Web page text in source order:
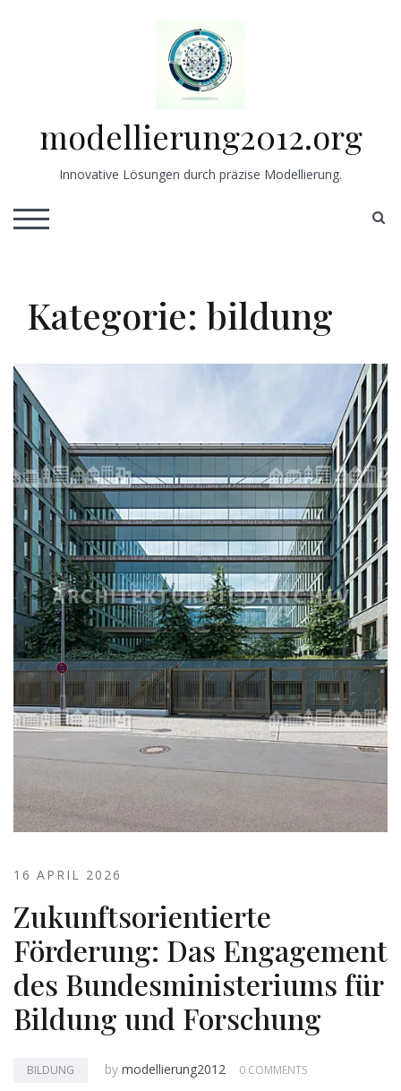
modellierung2012.org
Innovative Lösungen durch präzise Modellierung.
TOGGLE MOBILE MENU
Kategorie: bildung
16 APRIL 2026
Zukunftsorientierte
Förderung: Das Engagement
des Bundesministeriums für
Bildung und Forschung
BILDUNG by modellierung2012 0 COMMENTS